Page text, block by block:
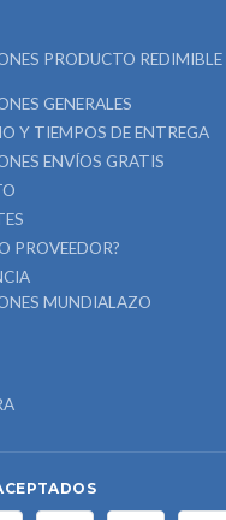
PRODUCTO REDIMIBLE
GENERALES
Y TIEMPOS DE ENTREGA
ENVÍOS GRATIS
PROVEEDOR?
MUNDIALAZO